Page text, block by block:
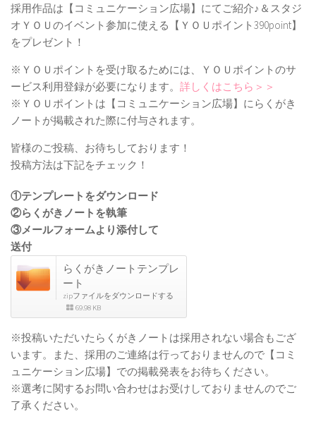
採用作品は【コミュニケーション広場】にてご紹介♪＆スタジ
オＹＯＵのイベント参加に使える【ＹＯＵポイント390point】
をプレゼント！
※ＹＯＵポイントを受け取るためには、ＹＯＵポイントのサ
ービス利用登録が必要になります。 詳しくはこちら＞＞
※ＹＯＵポイントは【コミュニケーション広場】にらくがき
ノートが掲載された際に付与されます。
皆様のご投稿、お待ちしております！
投稿方法は下記をチェック！
①テンプレートをダウンロード
②らくがきノートを執筆
③メールフォームより添付して
送付
らくがきノートテンプレ
ート
zipファイルをダウンロードする
69.98 KB
※投稿いただいたらくがきノートは採用されない場合もござ
います。また、採用のご連絡は行っておりませんので【コミ
ュニケーション広場】での掲載発表をお待ちください。
※選考に関するお問い合わせはお受けしておりませんのでご
了承ください。